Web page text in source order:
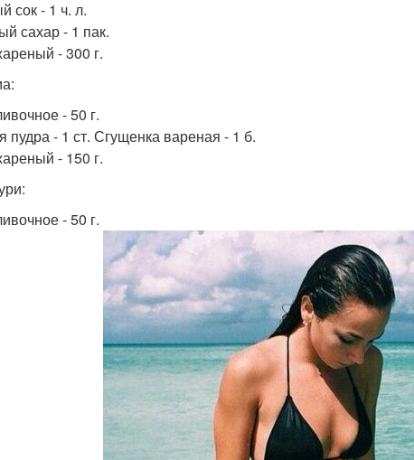
сок - 1 ч. л.
сахар - 1 пак.
- 300 г.
- 50 г.
пудра - 1 ст. Сгущенка вареная - 1 б.
- 150 г.
- 50 г.